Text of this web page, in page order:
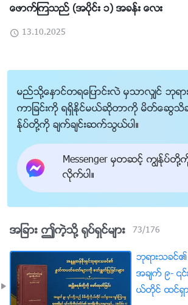
ေဖာက္ၾကသည္ (အပိုင္း ၁) အခန္း ေလး
13.10.2025
မည္သို႔ေႏွာင္တရေျပာင္းလဲ မွသာလွ်င္ ဘုရ
ကာျခင္းကို ရရွိႏိုင္မယ္ဆိုတာကို မိတ္ေဆြသိခ်
န္ုပ္တို႔ကို ခ်က္ခ်င္းဆက္သြယ္ပါ။
Messenger မွတဆင့္ ကြၽန္ုပ္
လိုက္ပါ။
အျခား ဤကဲ့သို႔ ႐ုပ္ရွင္မ်ား 73/176
ဘုရားသခင္
အခ်က္ ၉- ၎
ယ္တိုင္ ထင္ရွား